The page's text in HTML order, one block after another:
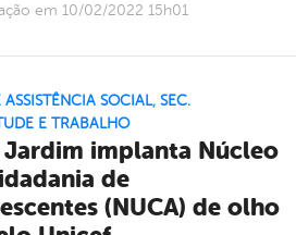
em 10/02/2022 15h01
ASSISTÊNCIA SOCIAL, SEC.
E TRABALHO
Jardim implanta Núcleo
de
(NUCA) de olho